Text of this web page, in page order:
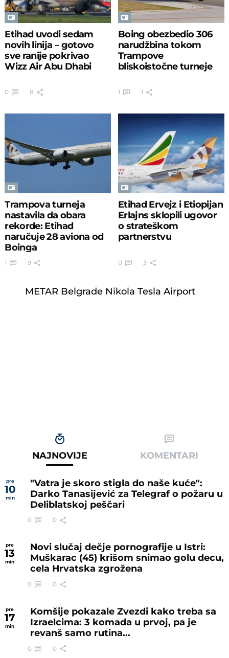
Etihad uvodi sedam
novih linija – gotovo
sve ranije pokrivao
Wizz Air Abu Dhabi
0 8
Boing obezbedio 306
narudžbina tokom
Trampove
bliskoistočne turneje
1 1
Trampova turneja
nastavila da obara
rekorde: Etihad
naručuje 28 aviona od
Boinga
1 9
Etihad Ervejz i Etiopijan
Erlajns sklopili ugovor
o strateškom
partnerstvu
0 3
METAR Belgrade Nikola Tesla Airport
NAJNOVIJE KOMENTARI
pre
10
min
"Vatra je skoro stigla do naše kuće":
Darko Tanasijević za Telegraf o požaru u
Deliblatskoj peščari
0 0
pre
13
min
Novi slučaj dečje pornografije u Istri:
Muškarac (45) krišom snimao golu decu,
cela Hrvatska zgrožena
0 0
pre
17
min
Komšije pokazale Zvezdi kako treba sa
Izraelcima: 3 komada u prvoj, pa je
revanš samo rutina...
0 0